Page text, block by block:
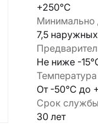
Минимально
7,5
Не ниже -
Температура
От -50°С до
Срок службы:
30 лет
Армавир
Геленджик
Горячий
Донецк
Краснодар
Кропоткин
Ростов
Ставрополь